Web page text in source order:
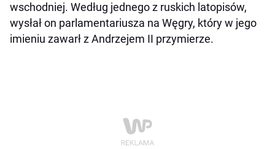
wschodniej. Według jednego z ruskich latopisów,
wysłał on parlamentariusza na Węgry, który w jego
imieniu zawarł z Andrzejem II przymierze.